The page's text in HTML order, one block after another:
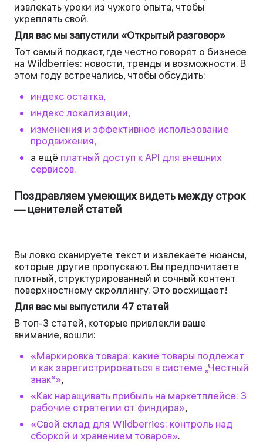
извлекать уроки из чужого опыта, чтобы
укреплять свой.
Для вас мы запустили «Открытый разговор»
Тот самый подкаст, где честно говорят о бизнесе
на Wildberries: новости, тренды и возможности. В
этом году встречались, чтобы обсудить:
индекс остатка,
индекс локализации,
изменения и эффективное использование
продвижения,
а ещё платный доступ к API для внешних
сервисов.
Поздравляем умеющих видеть между строк
— ценителей статей
Вы ловко сканируете текст и извлекаете нюансы,
которые другие пропускают. Вы предпочитаете
плотный, структурированный и сочный контент
поверхностному скроллингу. Это восхищает!
Для вас мы выпустили 47 статей
В топ-3 статей, которые привлекли ваше
внимание, вошли:
«Маркировка товара: какие товары подлежат
и как зарегистрироваться в системе „Честный
знак“»,
«Как наращивать прибыль на маркетплейсе: 3
рабочие стратегии от финдира»,
«Свой склад для Wildberries: контроль над
сборкой и хранением товаров».